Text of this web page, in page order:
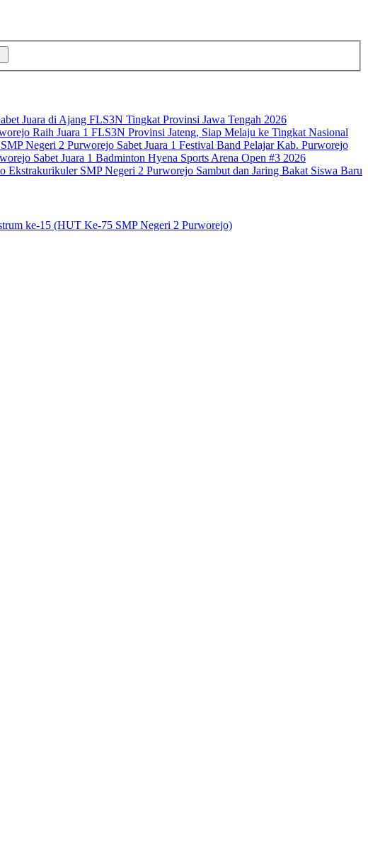
Juara di Ajang FLS3N Tingkat Provinsi Jawa Tengah 2026
Raih Juara 1 FLS3N Provinsi Jateng, Siap Melaju ke Tingkat Nasional
Negeri 2 Purworejo Sabet Juara 1 Festival Band Pelajar Kab. Purworejo
Sabet Juara 1 Badminton Hyena Sports Arena Open #3 2026
Ekstrakurikuler SMP Negeri 2 Purworejo Sambut dan Jaring Bakat Siswa Baru
ke-15 (HUT Ke-75 SMP Negeri 2 Purworejo)